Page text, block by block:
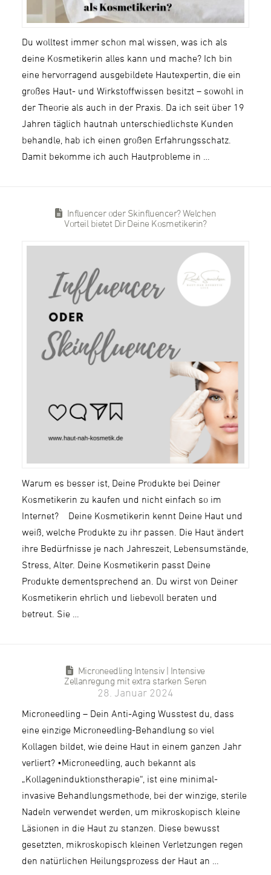
Du wolltest immer schon mal wissen, was ich als
deine Kosmetikerin alles kann und mache? Ich bin
eine hervorragend ausgebildete Hautexpertin, die ein
großes Haut- und Wirkstoffwissen besitzt – sowohl in
der Theorie als auch in der Praxis. Da ich seit über 19
Jahren täglich hautnah unterschiedlichste Kunden
behandle, hab ich einen großen Erfahrungsschatz.
Damit bekomme ich auch Hautprobleme in …
Influencer oder Skinfluencer? Welchen
Vorteil bietet Dir Deine Kosmetikerin?
Warum es besser ist, Deine Produkte bei Deiner
Kosmetikerin zu kaufen und nicht einfach so im
Internet? Deine Kosmetikerin kennt Deine Haut und
weiß, welche Produkte zu ihr passen. Die Haut ändert
ihre Bedürfnisse je nach Jahreszeit, Lebensumstände,
Stress, Alter. Deine Kosmetikerin passt Deine
Produkte dementsprechend an. Du wirst von Deiner
Kosmetikerin ehrlich und liebevoll beraten und
betreut. Sie …
Microneedling Intensiv | Intensive
Zellanregung mit extra starken Seren
28. Januar 2024
Microneedling – Dein Anti-Aging Wusstest du, dass
eine einzige Microneedling-Behandlung so viel
Kollagen bildet, wie deine Haut in einem ganzen Jahr
verliert? •Microneedling, auch bekannt als
„Kollageninduktionstherapie“, ist eine minimal-
invasive Behandlungsmethode, bei der winzige, sterile
Nadeln verwendet werden, um mikroskopisch kleine
Läsionen in die Haut zu stanzen. Diese bewusst
gesetzten, mikroskopisch kleinen Verletzungen regen
den natürlichen Heilungsprozess der Haut an …